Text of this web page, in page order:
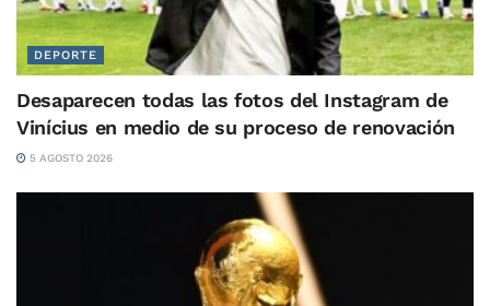
DEPORTE
Desaparecen todas las fotos del Instagram de
Vinícius en medio de su proceso de renovación
5 AGOSTO 2026